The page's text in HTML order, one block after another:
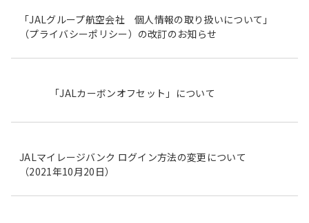
「JALグループ航空会社 個人情報の取り扱いについて」
（プライバシーポリシー）の改訂のお知らせ
「JALカーボンオフセット」について
JALマイレージバンク ログイン方法の変更について
（2021年10月20日）